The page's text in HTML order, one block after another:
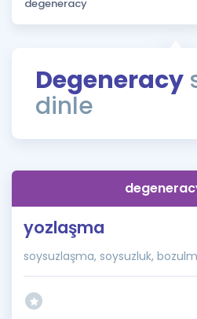
Puan Hesaplama
ÖSYM Sınav Takvimi
Kampanyalar
İngilizce Gramer
Degeneracy
dinle
yozlaşma
soysuzlaşma, soysuzluk,